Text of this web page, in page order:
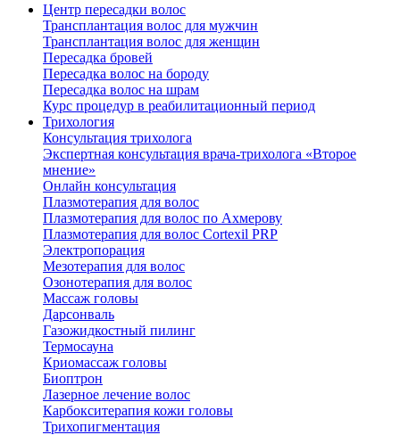
Центр пересадки волос
Трансплантация волос для мужчин
Трансплантация волос для женщин
Пересадка бровей
Пересадка волос на бороду
Пересадка волос на шрам
Курс процедур в реабилитационный период
Трихология
Консультация трихолога
Экспертная консультация врача-трихолога «Второе
мнение»
Онлайн консультация
Плазмотерапия для волос
Плазмотерапия для волос по Ахмерову
Плазмотерапия для волос Cortexil PRP
Электропорация
Мезотерапия для волос
Озонотерапия для волос
Массаж головы
Дарсонваль
Газожидкостный пилинг
Термосауна
Криомассаж головы
Биоптрон
Лазерное лечение волос
Карбокситерапия кожи головы
Трихопигментация